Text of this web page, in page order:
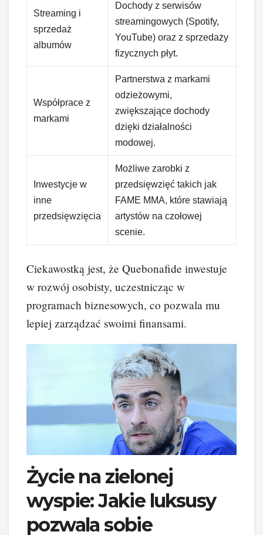
Streaming i
sprzedaż
albumów
Dochody z serwisów
streamingowych (Spotify,
YouTube) oraz z sprzedaży
fizycznych płyt.
Współprace z
markami
Partnerstwa z markami
odzieżowymi,
zwiększające dochody
dzięki działalności
modowej.
Inwestycje w
inne
przedsięwzięcia
Możliwe zarobki z
przedsięwzięć takich jak
FAME MMA, które stawiają
artystów na czołowej
scenie.
Ciekawostką jest, że Quebonafide inwestuje
w rozwój osobisty, uczestnicząc w
programach biznesowych, co pozwala mu
lepiej zarządzać swoimi finansami.
Życie na zielonej
wyspie: Jakie luksusy
pozwala sobie